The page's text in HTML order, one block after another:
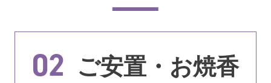
02 ご安置・お焼香